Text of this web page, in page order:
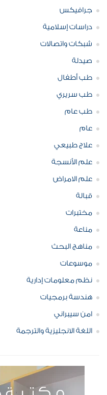
جرافيكس
دراسات إسلامية
شبكات واتصالات
صيدلة
طب أطفال
طب سريري
طب عام
عام
علاج طبيعي
علم الأنسجة
علم الامراض
قبالة
مختبرات
مناعة
مناهج البحث
موسوعات
نظم معلومات إدارية
هندسة برمجيات
امن سيبراني
اللغة الانجليزية والترجمة